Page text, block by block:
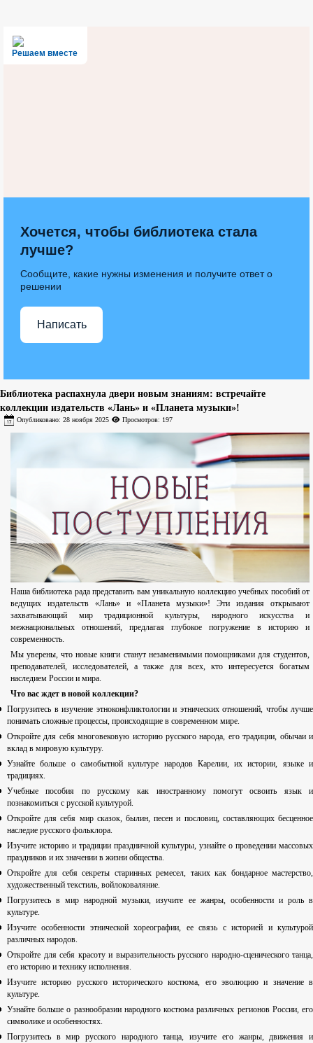
Решаем вместе
Хочется, чтобы библиотека стала
лучше?
Сообщите, какие нужны изменения и получите ответ о
решении
Написать
Библиотека распахнула двери новым знаниям: встречайте
коллекции издательств «Лань» и «Планета музыки»!
Опубликовано: 28 ноября 2025 Просмотров: 197
Наша библиотека рада представить вам уникальную коллекцию учебных пособий от
ведущих издательств «Лань» и «Планета музыки»! Эти издания открывают
захватывающий мир традиционной культуры, народного искусства и
межнациональных отношений, предлагая глубокое погружение в историю и
современность.
Мы уверены, что новые книги станут незаменимыми помощниками для студентов,
преподавателей, исследователей, а также для всех, кто интересуется богатым
наследием России и мира.
Что вас ждет в новой коллекции?
Погрузитесь в изучение этноконфликтологии и этнических отношений, чтобы лучше
понимать сложные процессы, происходящие в современном мире.
Откройте для себя многовековую историю русского народа, его традиции, обычаи и
вклад в мировую культуру.
Узнайте больше о самобытной культуре народов Карелии, их истории, языке и
традициях.
Учебные пособия по русскому как иностранному помогут освоить язык и
познакомиться с русской культурой.
Откройте для себя мир сказок, былин, песен и пословиц, составляющих бесценное
наследие русского фольклора.
Изучите историю и традиции праздничной культуры, узнайте о проведении массовых
праздников и их значении в жизни общества.
Откройте для себя секреты старинных ремесел, таких как бондарное мастерство,
художественный текстиль, войлоковаляние.
Погрузитесь в мир народной музыки, изучите ее жанры, особенности и роль в
культуре.
Изучите особенности этнической хореографии, ее связь с историей и культурой
различных народов.
Откройте для себя красоту и выразительность русского народно-сценического танца,
его историю и технику исполнения.
Изучите историю русского исторического костюма, его эволюцию и значение в
культуре.
Узнайте больше о разнообразии народного костюма различных регионов России, его
символике и особенностях.
Погрузитесь в мир русского народного танца, изучите его жанры, движения и